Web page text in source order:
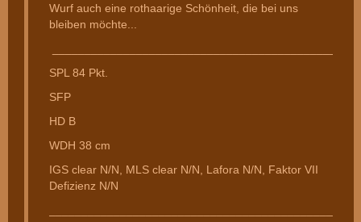
Wurf auch eine rothaarige Schönheit, die bei uns
bleiben möchte...
SPL 84 Pkt.
SFP
HD B
WDH 38 cm
IGS clear N/N, MLS clear N/N, Lafora N/N, Faktor VII
Defizienz N/N